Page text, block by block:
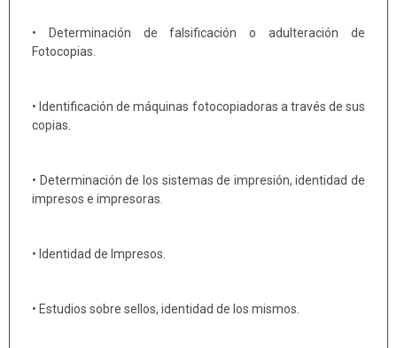
• Determinación de falsificación o adulteración de
Fotocopias.
• Identificación de máquinas fotocopiadoras a través de sus
copias.
• Determinación de los sistemas de impresión, identidad de
impresos e impresoras.
• Identidad de Impresos.
• Estudios sobre sellos, identidad de los mismos.